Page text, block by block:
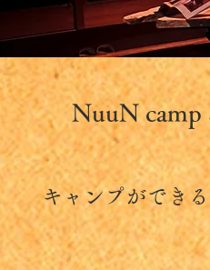
NuuN camp
キャンプができる